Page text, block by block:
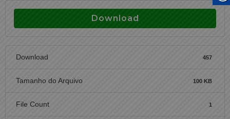
Download
Download 457
Tamanho do Arquivo 100 KB
File Count 1